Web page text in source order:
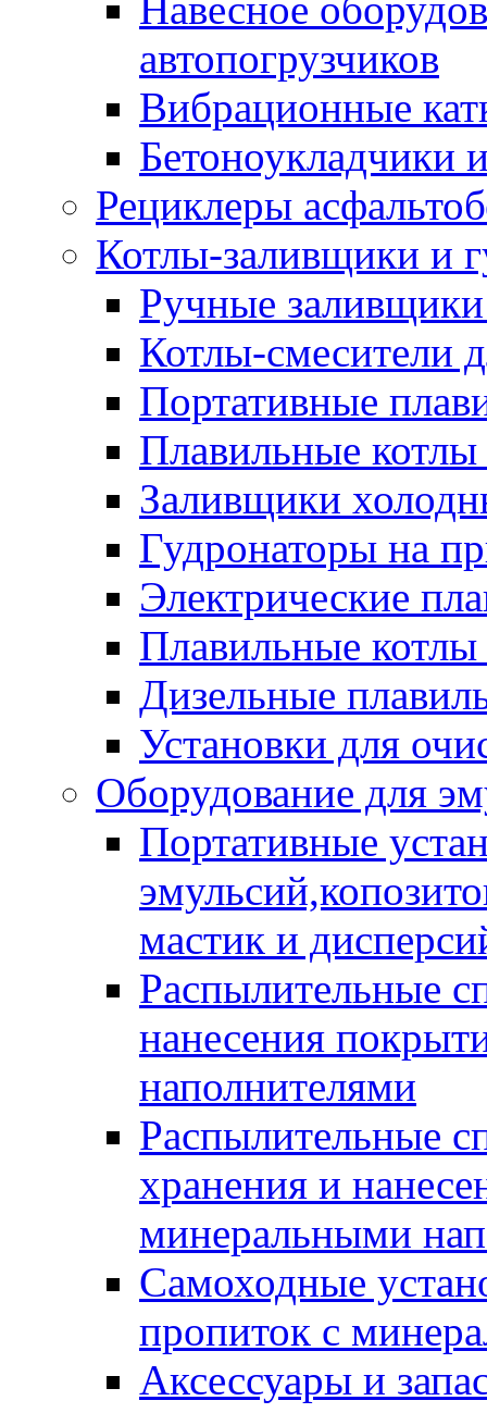
Навесное
автопогрузчиков
Вибрационные
Бетоноукладчики
Рециклеры
Котлы-заливщики и
Ручные заливщики
Котлы-смесители
Портативные
Плавильные
Заливщики
Гудронаторы на
Электрические
Плавильные
Дизельные
Установки для
Оборудование для
Портативные
мастик и
Распылительные
нанесения
наполнителями
Распылительные
хранения и
минеральными
Самоходные
пропиток с
Аксессуары и